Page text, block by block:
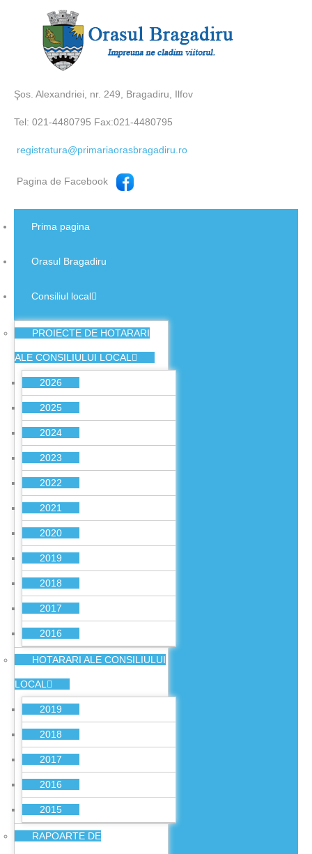
Şos. Alexandriei, nr. 249, Bragadiru, Ilfov
Tel: 021-4480795 Fax:021-4480795
registratura@primariaorasbragadiru.ro
Pagina de Facebook
Prima pagina
Orasul Bragadiru
Consiliul local
PROIECTE DE HOTARARI
ALE CONSILIULUI LOCAL
2026
2025
2024
2023
2022
2021
2020
2019
2018
2017
2016
HOTARARI ALE CONSILIULUI
LOCAL
2019
2018
2017
2016
2015
RAPOARTE DE